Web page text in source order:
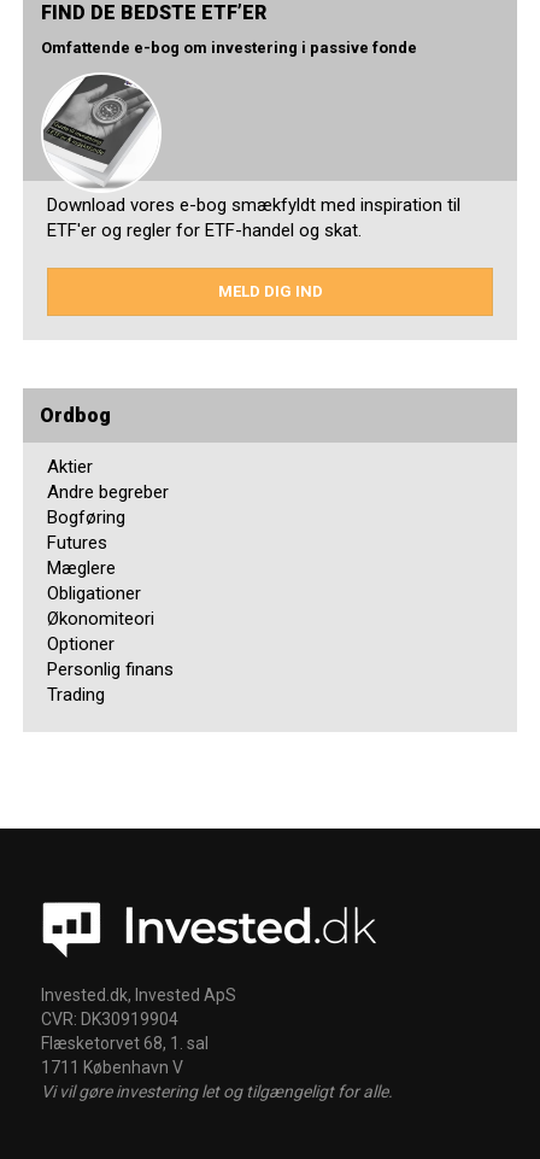
FIND DE BEDSTE ETF’ER
Omfattende e-bog om investering i passive fonde
Download vores e-bog smækfyldt med inspiration til
ETF'er og regler for ETF-handel og skat.
MELD DIG IND
Ordbog
Aktier
Andre begreber
Bogføring
Futures
Mæglere
Obligationer
Økonomiteori
Optioner
Personlig finans
Trading
Invested.dk, Invested ApS
CVR: DK30919904
Flæsketorvet 68, 1. sal
1711 København V
Vi vil gøre investering let og tilgængeligt for alle.